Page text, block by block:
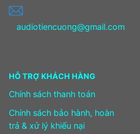
audiotiencuong@gmail.com
HỖ TRỢ KHÁCH HÀNG
Chính sách thanh toán
Chính sách bảo hành, hoàn
trả & xử lý khiếu nại